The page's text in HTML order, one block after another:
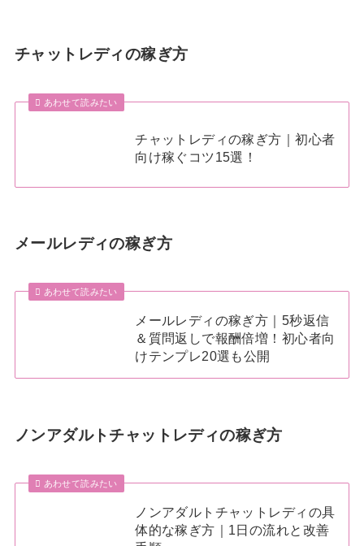
チャットレディの稼ぎ方
あわせて読みたい
チャットレディの稼ぎ方｜初心者
向け稼ぐコツ15選！
メールレディの稼ぎ方
あわせて読みたい
メールレディの稼ぎ方｜5秒返信
＆質問返しで報酬倍増！初心者向
けテンプレ20選も公開
ノンアダルトチャットレディの稼ぎ方
あわせて読みたい
ノンアダルトチャットレディの具
体的な稼ぎ方｜1日の流れと改善